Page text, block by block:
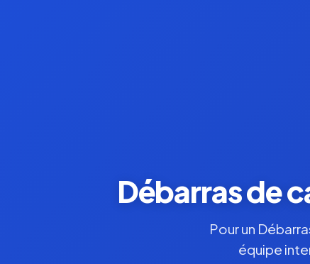
Débarras de
Pour un
équipe